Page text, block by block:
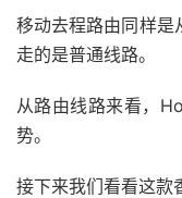
移动去程路由同样是
走的是普通线路。
从路由线路来看，
势。
接下来我们看看这款